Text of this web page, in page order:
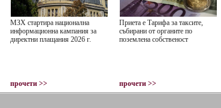
МЗХ стартира национална
информационна кампания за
директни плащания 2026 г.
прочети >>
Приета е Тарифа за таксите,
събирани от органите по
поземлена собственост
прочети >>